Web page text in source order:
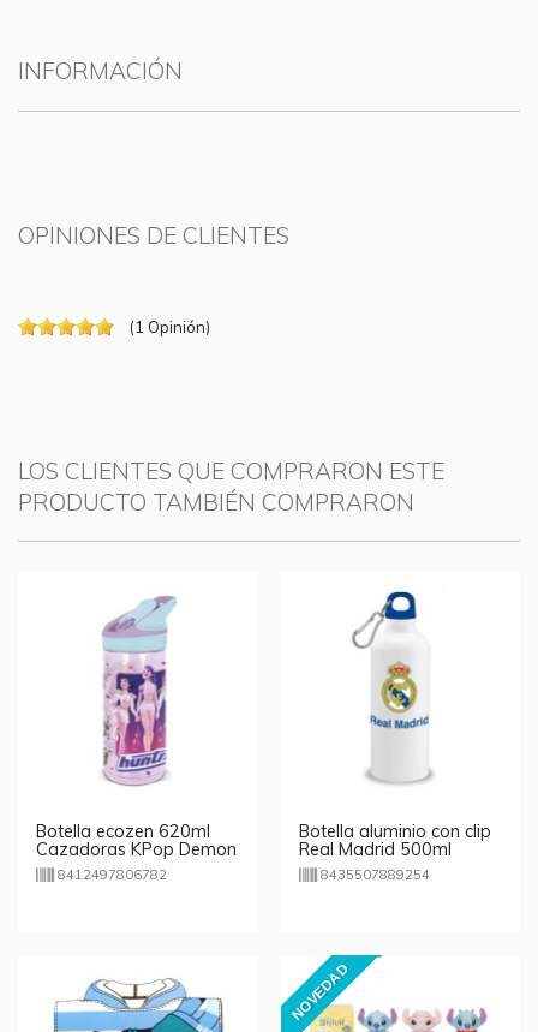
INFORMACIÓN
OPINIONES DE CLIENTES
(1 Opinión)
LOS CLIENTES QUE COMPRARON ESTE
PRODUCTO TAMBIÉN COMPRARON
Botella ecozen 620ml
Cazadoras KPop Demon
Hunters
8412497806782
Botella aluminio con clip
Real Madrid 500ml
8435507889254
NOVEDAD